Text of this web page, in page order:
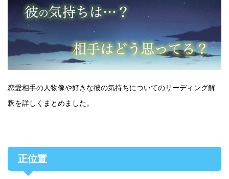
恋愛相手の人物像や好きな彼の気持ちについてのリーディング解
釈を詳しくまとめました。
正位置